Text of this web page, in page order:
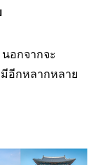
อกจากจะ
อีกหลากหลาย
เลยจะพาไป
งเป็นสถานที่